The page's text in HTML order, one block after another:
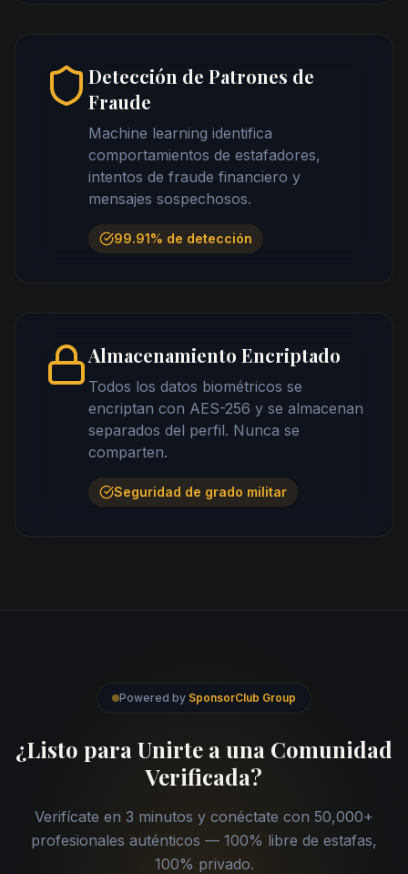
Detección de Patrones de
Fraude
Machine learning identifica
comportamientos de estafadores,
intentos de fraude financiero y
mensajes sospechosos.
99.91% de detección
Almacenamiento Encriptado
Todos los datos biométricos se
encriptan con AES-256 y se almacenan
separados del perfil. Nunca se
comparten.
Seguridad de grado militar
Powered by SponsorClub Group
¿Listo para Unirte a una Comunidad
Verificada?
Verifícate en 3 minutos y conéctate con 50,000+
profesionales auténticos — 100% libre de estafas,
100% privado.